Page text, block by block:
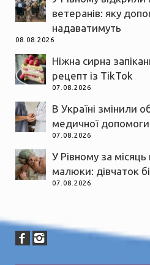
ветеранів: яку
надаватимуть
08.08.2026
Ніжна сирна
рецепт із TikTok
07.08.2026
В Україні змінили
медичної
07.08.2026
У Рівному за
малюки: дівчаток
07.08.2026